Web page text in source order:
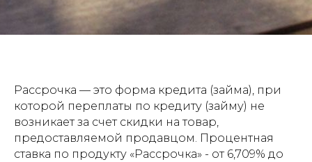
Рассрочка — это форма кредита (займа), при
которой переплаты по кредиту (займу) не
возникает за счет скидки на товар,
предоставляемой продавцом. Процентная
ставка по продукту «Рассрочка» - от 6,709% до